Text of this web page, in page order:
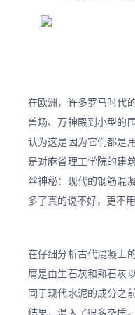
在欧洲，许多罗马时代
兽场、万神殿到小型的
认为这是因为它们都是
是对麻省理工学院的建
丝神秘：现代的钢筋混
多了真的说不好，更不
在仔细分析古代混凝土
屑是由生石灰和熟石灰
同于现代水泥的成分之